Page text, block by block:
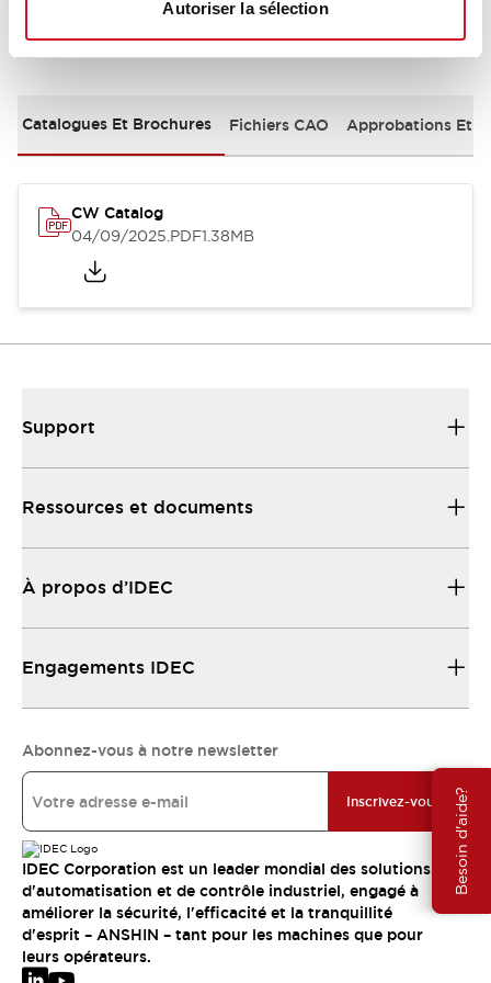
Autoriser la sélection
Besoin d'aide?
Documents et fichiers
Catalogues Et Brochures Fichiers CAO Approbations Et
CW Catalog
04/09/2025.PDF1.38MB
Support
Ressources et documents
À propos d’IDEC
Engagements IDEC
Abonnez-vous à notre newsletter
Inscrivez-vous
IDEC Corporation est un leader mondial des solutions
d'automatisation et de contrôle industriel, engagé à
améliorer la sécurité, l'efficacité et la tranquillité
d'esprit – ANSHIN – tant pour les machines que pour
leurs opérateurs.